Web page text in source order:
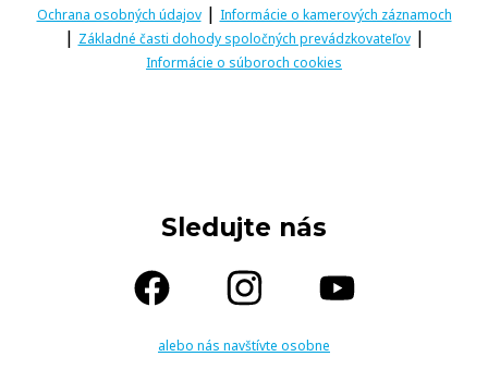
Ochrana osobných údajov| Informácie o kamerových záznamoch
| Základné časti dohody spoločných prevádzkovateľov|
Informácie o súboroch cookies
Sledujte nás
alebo nás navštívte osobne